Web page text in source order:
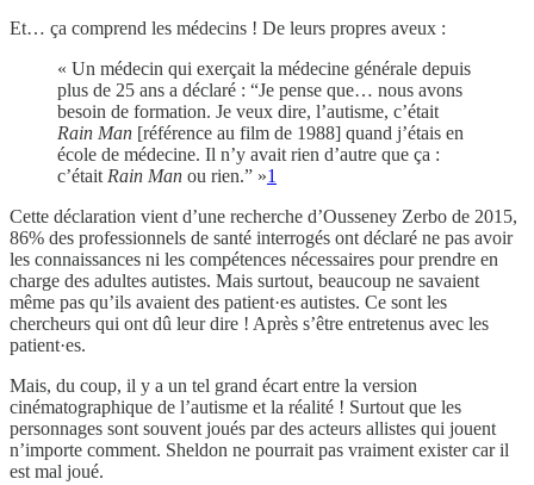
Et… ça comprend les médecins ! De leurs propres aveux :
« Un médecin qui exerçait la médecine générale depuis
plus de 25 ans a déclaré : “Je pense que… nous avons
besoin de formation. Je veux dire, l’autisme, c’était
Rain Man [référence au film de 1988] quand j’étais en
école de médecine. Il n’y avait rien d’autre que ça :
c’étaitRain Man ou rien.” »1
Cette déclaration vient d’une recherche d’Ousseney Zerbo de 2015,
86% des professionnels de santé interrogés ont déclaré ne pas avoir
les connaissances ni les compétences nécessaires pour prendre en
charge des adultes autistes. Mais surtout, beaucoup ne savaient
même pas qu’ils avaient des patient·es autistes. Ce sont les
chercheurs qui ont dû leur dire ! Après s’être entretenus avec les
patient·es.
Mais, du coup, il y a un tel grand écart entre la version
cinématographique de l’autisme et la réalité ! Surtout que les
personnages sont souvent joués par des acteurs allistes qui jouent
n’importe comment. Sheldon ne pourrait pas vraiment exister car il
est mal joué.